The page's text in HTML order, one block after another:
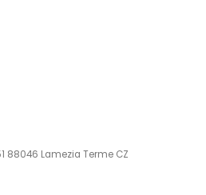
88046 Lamezia Terme CZ